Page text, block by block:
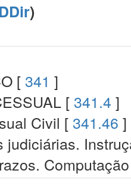
)
[ 341 ]
[ 341.4 ]
Civil [ 341.46 ]
judiciárias.